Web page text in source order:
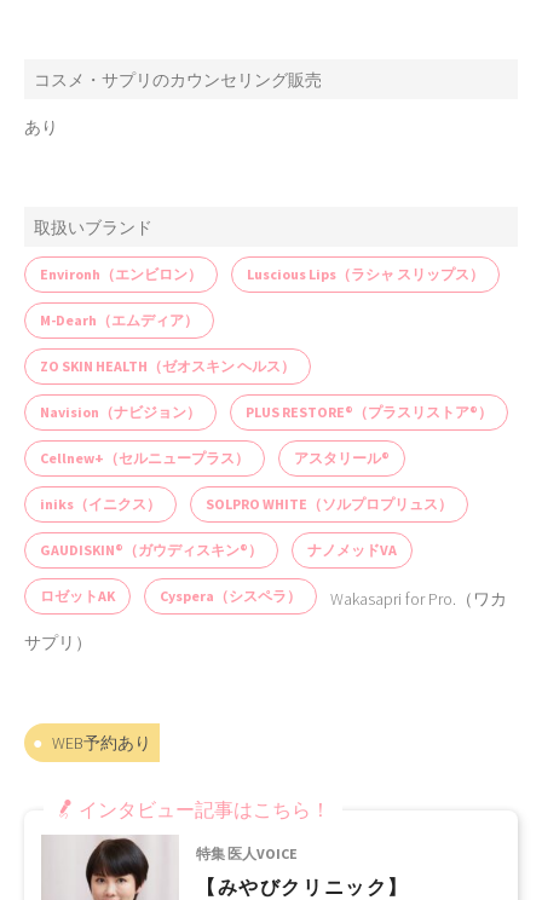
コスメ・サプリのカウンセリング販売
あり
取扱いブランド
Environh（エンビロン） Luscious Lips（ラシャ スリップス）
M-Dearh（エムディア）
ZO SKIN HEALTH（ゼオスキン ヘルス）
Navision（ナビジョン） PLUS RESTORE®（プラスリストア®）
Cellnew+（セルニュープラス） アスタリール®
iniks（イニクス） SOLPRO WHITE（ソルプロプリュス）
GAUDISKIN®（ガウディスキン®） ナノメッドVA
ロゼットAK Cyspera（シスペラ）
Wakasapri for Pro.（ワカ
サプリ）
WEB予約あり
インタビュー記事はこちら！
特集 医人VOICE
【みやびクリニック】